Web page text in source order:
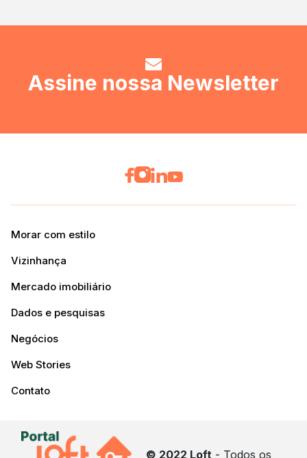
Assine nossa Newsletter
Morar com estilo
Vizinhança
Mercado imobiliário
Dados e pesquisas
Negócios
Web Stories
Contato
© 2022 Loft - Todos os